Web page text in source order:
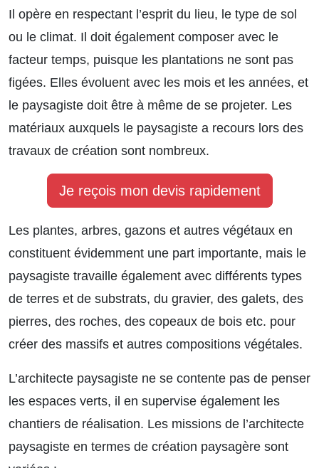
Il opère en respectant l’esprit du lieu, le type de sol
ou le climat. Il doit également composer avec le
facteur temps, puisque les plantations ne sont pas
figées. Elles évoluent avec les mois et les années, et
le paysagiste doit être à même de se projeter. Les
matériaux auxquels le paysagiste a recours lors des
travaux de création sont nombreux.
Je reçois mon devis rapidement
Les plantes, arbres, gazons et autres végétaux en
constituent évidemment une part importante, mais le
paysagiste travaille également avec différents types
de terres et de substrats, du gravier, des galets, des
pierres, des roches, des copeaux de bois etc. pour
créer des massifs et autres compositions végétales.
L’architecte paysagiste ne se contente pas de penser
les espaces verts, il en supervise également les
chantiers de réalisation. Les missions de l’architecte
paysagiste en termes de création paysagère sont